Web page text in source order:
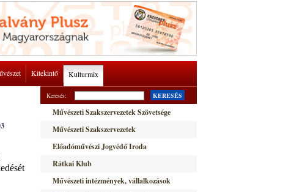
Kitekintő Kulturmix
Keresés: KERESÉS
Művészeti Szakszervezetek Szövetsége
Művészeti Szakszervezetek
Előadóművészi Jogvédő Iroda
Rátkai Klub
Művészeti intézmények, vállalkozások